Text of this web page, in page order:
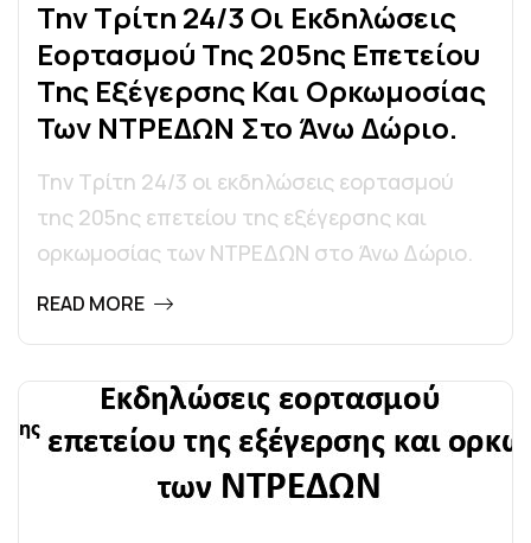
ΤΗΝΤΡΊΤΗ 24/3 ΟΙ ΕΚΔΗΛΏΣΕΙΣ
ΕΟΡΤΑΣΜΟΎ ΤΗΣ205ΗΣ ΕΠΕΤΕΊΟΥ
ΤΗΣ ΕΞΈΓΕΡΣΗΣ ΚΑΙ ΟΡΚΩΜΟΣΊΑΣ
ΤΩΝ ΝΤΡΕΔΩΝ ΣΤΟ ΆΝΩ ΔΏΡΙΟ.
Την Τρίτη 24/3 οι εκδηλώσεις εορτασμού
της 205ης επετείου της εξέγερσης και
ορκωμοσίας των ΝΤΡΕΔΩΝ στο Άνω Δώριο.
READ MORE